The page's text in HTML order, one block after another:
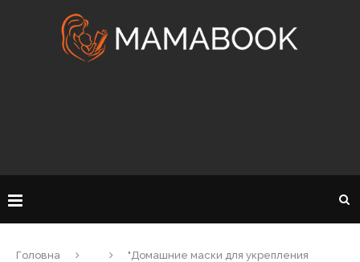
Головна
"Домашние маски для укрепления